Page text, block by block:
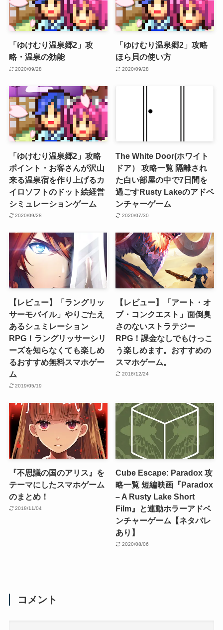
「ゆけむり温泉郷2」攻
略・温泉の効能
2020/09/28
「ゆけむり温泉郷2」攻略
ほら貝の使い方
2020/09/28
「ゆけむり温泉郷2」攻略
ポイント・お客さんが沢山
来る温泉宿を作り上げるカ
イロソフトのドット絵経営
シミュレーションゲーム
2020/09/28
The White Door(ホワイト
ドア） 攻略一覧 隔離され
た白い部屋の中で7日間を
過ごすRusty Lakeのアドベ
ンチャーゲーム
2020/07/30
【レビュー】「ラングリッ
サーモバイル」やりごたえ
あるシュミレーション
RPG！ラングリッサーシリ
ーズを知らなくても楽しめ
るおすすめ無料スマホゲー
ム
2019/05/19
【レビュー】「アート・オ
ブ・コンクエスト」面倒臭
さのないストラテジー
RPG！課金なしでもけっこ
う楽しめます。おすすめの
スマホゲーム。
2018/12/24
『不思議の国のアリス』を
テーマにしたスマホゲーム
のまとめ！
2018/11/04
Cube Escape: Paradox 攻
略一覧 短編映画『Paradox
– A Rusty Lake Short
Film』と連動ホラーアドベ
ンチャーゲーム【ネタバレ
あり】
2020/08/06
コメント